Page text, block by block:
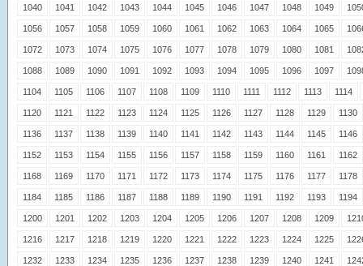
1040 1041 1042 1043 1044 1045 1046 1047 1048 1049
1056 1057 1058 1059 1060 1061 1062 1063 1064 1065
1072 1073 1074 1075 1076 1077 1078 1079 1080 1081
1088 1089 1090 1091 1092 1093 1094 1095 1096 1097
1104 1105 1106 1107 1108 1109 1110 1111 1112 1113 1114
1120 1121 1122 1123 1124 1125 1126 1127 1128 1129 1130
1136 1137 1138 1139 1140 1141 1142 1143 1144 1145 1146
1152 1153 1154 1155 1156 1157 1158 1159 1160 1161 1162
1168 1169 1170 1171 1172 1173 1174 1175 1176 1177 1178
1184 1185 1186 1187 1188 1189 1190 1191 1192 1193 1194
1200 1201 1202 1203 1204 1205 1206 1207 1208 1209
1216 1217 1218 1219 1220 1221 1222 1223 1224 1225
1232 1233 1234 1235 1236 1237 1238 1239 1240 1241